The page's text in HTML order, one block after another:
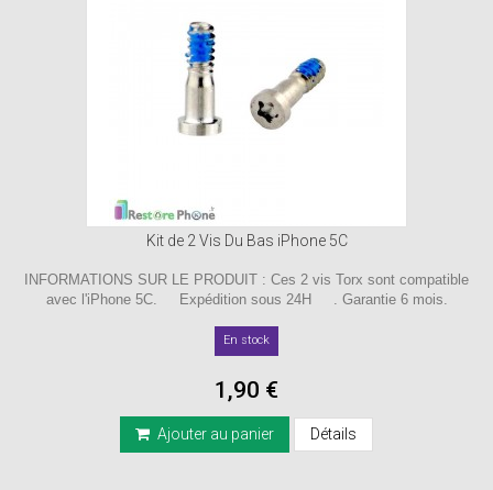
Kit de 2 Vis Du Bas iPhone 5C
INFORMATIONS SUR LE PRODUIT : Ces 2 vis Torx sont compatible
avec l'iPhone 5C. Expédition sous 24H . Garantie 6 mois.
En stock
1,90 €
Ajouter au panier Détails